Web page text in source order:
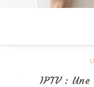
IPTV :